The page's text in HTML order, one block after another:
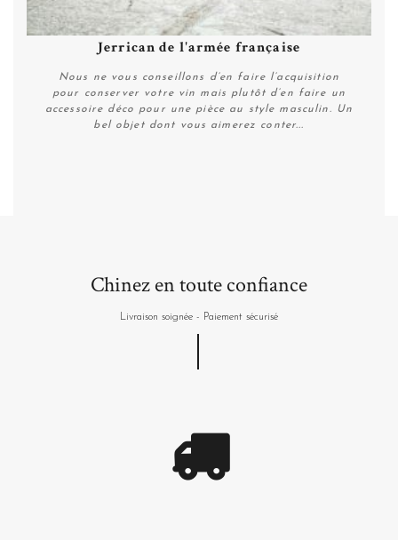
Jerrican de l'armée française
Nous ne vous conseillons d’en faire l’acquisition
pour conserver votre vin mais plutôt d’en faire un
accessoire déco pour une pièce au style masculin. Un
bel objet dont vous aimerez conter...
Chinez en toute confiance
Livraison soignée - Paiement sécurisé